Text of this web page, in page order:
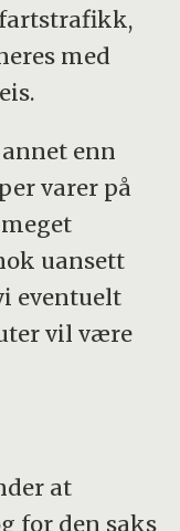
med
enn
varer på
uansett
eventuelt
vil være
at
for den saks